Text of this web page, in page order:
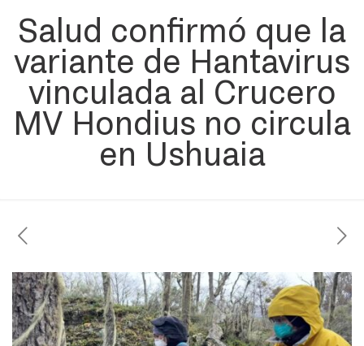
Salud confirmó que la
variante de Hantavirus
vinculada al Crucero
MV Hondius no circula
en Ushuaia